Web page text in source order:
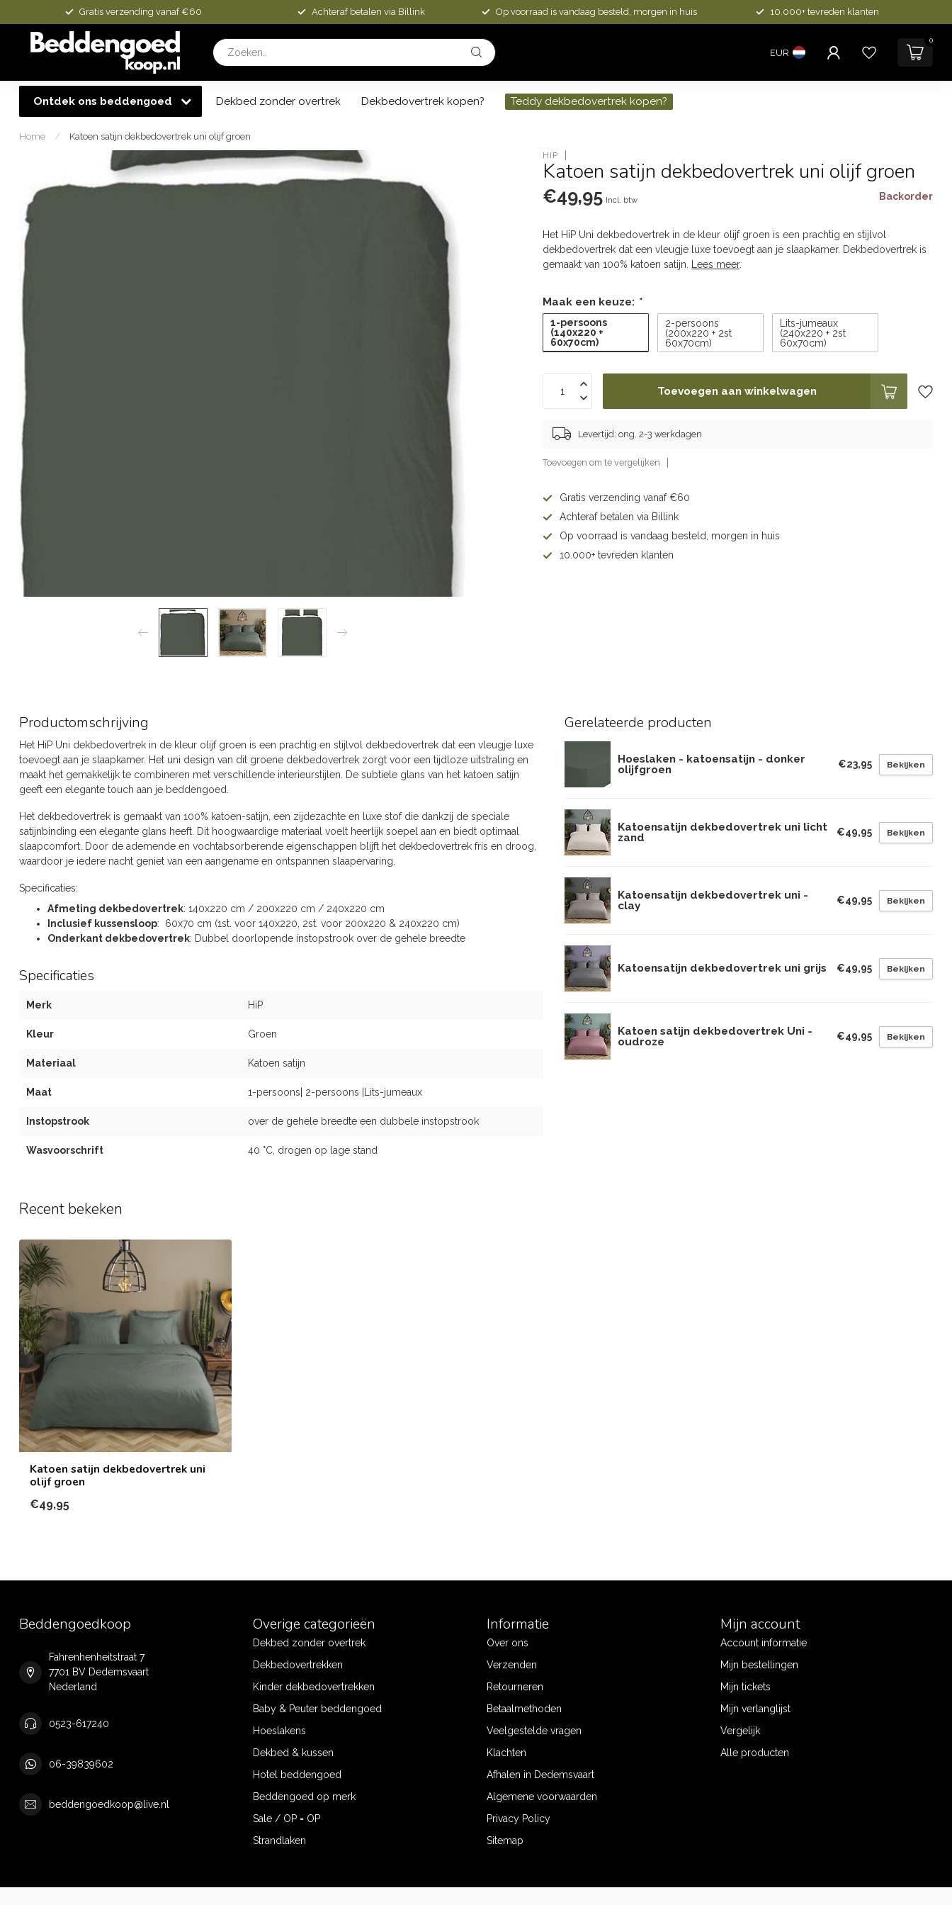
Gratis verzending vanaf €60 Achteraf betalen via Billink Op voorraad is vandaag besteld, morgen in huis 10.000+ tevreden klanten
EUR
0
Ontdek ons beddengoed Dekbed zonder overtrek Dekbedovertrek kopen? Teddy dekbedovertrek kopen?
Home / Katoen satijn dekbedovertrek uni olijf groen
HIP
Katoen satijn dekbedovertrek uni olijf groen
€49,95 Incl. btw Backorder
Het HiP Uni dekbedovertrek in de kleur olijf groen is een prachtig en stijlvol
dekbedovertrek dat een vleugje luxe toevoegt aan je slaapkamer. Dekbedovertrek is
gemaakt van 100% katoen satijn.
Lees meer.
Maak een keuze: *
1-persoons
(140x220 +
60x70cm)
2-persoons
(200x220 + 2st
60x70cm)
Lits-jumeaux
(240x220 + 2st
60x70cm)
Toevoegen aan winkelwagen
Levertijd: ong. 2-3 werkdagen
Toevoegen om te vergelijken
Gratis verzending vanaf €60
Achteraf betalen via Billink
Op voorraad is vandaag besteld, morgen in huis
10.000+ tevreden klanten
Productomschrijving
Het HiP Uni dekbedovertrek in de kleur olijf groen is een prachtig en stijlvol dekbedovertrek dat een vleugje luxe
toevoegt aan je slaapkamer. Het uni design van dit groene dekbedovertrek zorgt voor een tijdloze uitstraling en
maakt het gemakkelijk te combineren met verschillende interieurstijlen. De subtiele glans van het katoen satijn
geeft een elegante touch aan je beddengoed.
Het dekbedovertrek is gemaakt van 100% katoen-satijn, een zijdezachte en luxe stof die dankzij de speciale
satijnbinding een elegante glans heeft. Dit hoogwaardige materiaal voelt heerlijk soepel aan en biedt optimaal
slaapcomfort. Door de ademende en vochtabsorberende eigenschappen blijft het dekbedovertrek fris en droog,
waardoor je iedere nacht geniet van een aangename en ontspannen slaapervaring.
Specificaties:
Afmeting dekbedovertrek: 140x220 cm / 200x220 cm / 240x220 cm
Inclusief kussensloop: 60x70 cm (1st. voor 140x220, 2st. voor 200x220 & 240x220 cm)
Onderkant dekbedovertrek: Dubbel doorlopende instopstrook over de gehele breedte
Specificaties
Merk HiP
Kleur Groen
Materiaal Katoen satijn
Maat 1-persoons| 2-persoons |Lits-jumeaux
Instopstrook over de gehele breedte een dubbele instopstrook
Wasvoorschrift 40 °C, drogen op lage stand
Gerelateerde producten
Hoeslaken - katoensatijn - donker
olijfgroen
€23,95 Bekijken
Katoensatijn dekbedovertrek uni licht
zand
€49,95 Bekijken
Katoensatijn dekbedovertrek uni -
clay
€49,95 Bekijken
Katoensatijn dekbedovertrek uni grijs €49,95 Bekijken
Katoen satijn dekbedovertrek Uni -
oudroze
€49,95 Bekijken
Recent bekeken
Katoen satijn dekbedovertrek uni
olijf groen
€49,95
Beddengoedkoop
Fahrenhenheitstraat 7
7701 BV Dedemsvaart
Nederland
0523-617240
06-39839602
beddengoedkoop@live.nl
Overige categorieën
Dekbed zonder overtrek
Dekbedovertrekken
Kinder dekbedovertrekken
Baby & Peuter beddengoed
Hoeslakens
Dekbed & kussen
Hotel beddengoed
Beddengoed op merk
Sale / OP = OP
Strandlaken
Informatie
Over ons
Verzenden
Retourneren
Betaalmethoden
Veelgestelde vragen
Klachten
Afhalen in Dedemsvaart
Algemene voorwaarden
Privacy Policy
Sitemap
Mijn account
Account informatie
Mijn bestellingen
Mijn tickets
Mijn verlanglijst
Vergelijk
Alle producten